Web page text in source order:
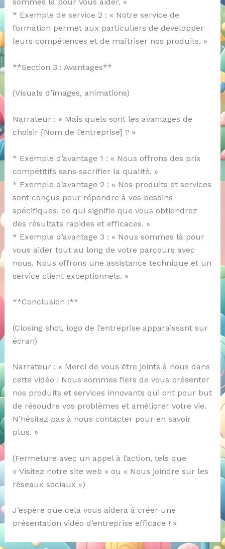
* Exemple de service 2 : « Notre service de
formation permet aux particuliers de développer
leurs compétences et de maîtriser nos produits. »
**Section 3 : Avantages**
(Visuals d’images, animations)
Narrateur : « Mais quels sont les avantages de
choisir [Nom de l’entreprise] ? »
* Exemple d’avantage 1 : « Nous offrons des prix
compétitifs sans sacrifier la qualité. »
* Exemple d’avantage 2 : « Nos produits et services
sont conçus pour répondre à vos besoins
spécifiques, ce qui signifie que vous obtiendrez
des résultats rapides et efficaces. »
* Exemple d’avantage 3 : « Nous sommes là pour
vous aider tout au long de votre parcours avec
nous. Nous offrons une assistance technique et un
service client exceptionnels. »
**Conclusion :**
(Closing shot, logo de l’entreprise apparaissant sur
écran)
Narrateur : « Merci de vous être joints à nous dans
cette vidéo ! Nous sommes fiers de vous présenter
nos produits et services innovants qui ont pour but
de résoudre vos problèmes et améliorer votre vie.
N’hésitez pas à nous contacter pour en savoir
plus. »
(Fermeture avec un appel à l’action, tels que
« Visitez notre site web » ou « Nous joindre sur les
réseaux sociaux »)
J’espère que cela vous aidera à créer une
présentation vidéo d’entreprise efficace ! »